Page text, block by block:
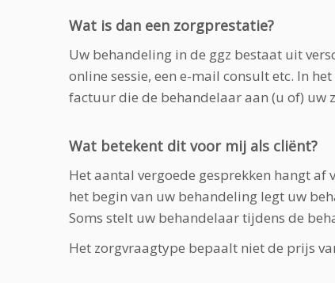
Wat is dan een zorgprestatie?
Uw behandeling in de ggz bestaat uit
online sessie, een e-mail consult etc. In
factuur die de behandelaar aan (u of) uw
Wat betekent dit voor mij als cliënt?
Het aantal vergoede gesprekken hangt af
het begin van uw behandeling legt uw
Soms stelt uw behandelaar tijdens de
Het zorgvraagtype bepaalt niet de prijs